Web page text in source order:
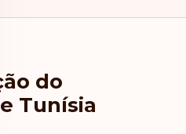
do
Tunísia